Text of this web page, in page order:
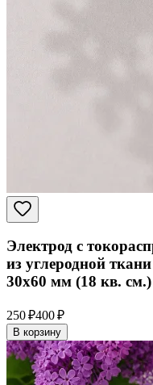
Электрод с
из углеродной
30x60 мм (18 кв. см.)
250 ₽400 ₽
В корзину